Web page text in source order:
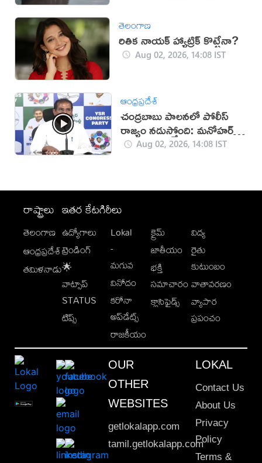
తెలంగాణ
రితిక నాయక్ హ్యాట్రిక్ కొట్టేనా?
Aug 02, 2026, 14:08 IST
ఆంధ్రప్రదేశ్
చంద్రబాబు పాలనలో పోలీస్
రాజ్యం నడుస్తోంది: మనోహర్
రెడ్డి Aug 02, 2026, 14:08 IST
రాష్ట్రాలు
తెలంగాణ
ఆంధ్రప్రదేశ్
తమిళనాడు
ఇతర కేటగిరీలు
ఉద్యోగాలు
ట్రెండింగ్
🌟
వాట్సాప్
STATUS
టిప్స్
Lokal
-
మగువ
వినోదం
కరోనా
అప్‌డేట్స్
రాజకీయం
క్రైమ్
జాతీయం
భక్తి
సమాచారం
క్లాసిఫైడ్స్
విద్య
రైతు
కుటుంబం
వాతావరణం
వ్యాపార
ప్రపంచం
OUR
OTHER
WEBSITES
getlokalapp.com
tamil.getlokalapp.com
LOKAL
Contact Us
About Us
Privacy
Policy
Terms &